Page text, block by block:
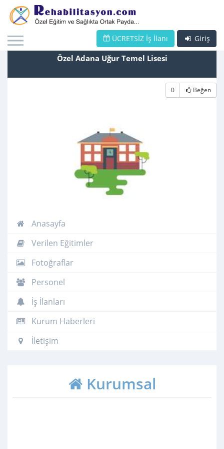
Giriş
ÜCRETSİZ İş İlanı
Özel Adana Uğur Temel Lisesi
0 Beğen
Anasayfa
Verilen Eğitimler
Fotoğraflar
Personel
İş İlanları
Kurum Haberleri
İletişim
Kurumsal